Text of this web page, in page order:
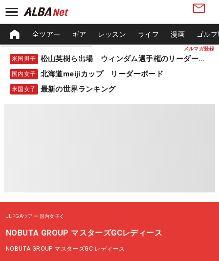
メルマガ登録
全ツアー ギア レッスン ライフ 漫画 ゴル
米国男子 松山英樹ら出場 ウィンダム選手権のリーダーボード
国内女子 北海道meijiカップ リーダーボード
米国女子 最新の世界ランキング
JLPGAツアー 国内女子
NOBUTA GROUP マスターズGCレディース
NOBUTA GROUP マスターズGC レディース